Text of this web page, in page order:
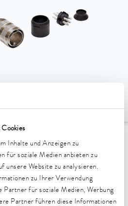
Cookies
Inhalte und Anzeigen zu
für soziale Medien anbieten zu
unsere Website zu analysieren.
zu Ihrer Verwendung
Partner für soziale Medien, Werbung
Partner führen diese Informationen